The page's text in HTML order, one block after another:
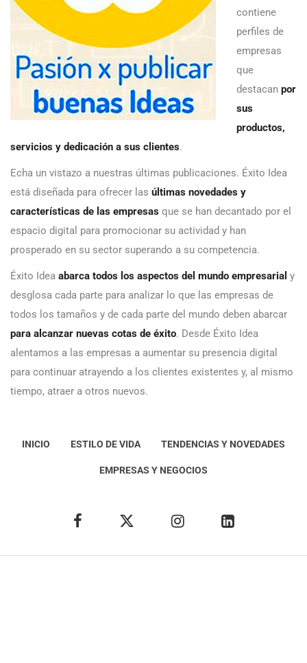
contiene
perfiles de
empresas
que
destacan por
sus
productos,
servicios y dedicación a sus clientes.
Echa un vistazo a nuestras últimas publicaciones. Éxito Idea
está diseñada para ofrecer las últimas novedades y
características de las empresas que se han decantado por el
espacio digital para promocionar su actividad y han
prosperado en su sector superando a su competencia.
Éxito Idea abarca todos los aspectos del mundo empresarial y
desglosa cada parte para analizar lo que las empresas de
todos los tamaños y de cada parte del mundo deben abarcar
para alcanzar nuevas cotas de éxito. Desde Éxito Idea
alentamos a las empresas a aumentar su presencia digital
para continuar atrayendo a los clientes existentes y, al mismo
tiempo, atraer a otros nuevos.
INICIO ESTILO DE VIDA TENDENCIAS Y NOVEDADES
EMPRESAS Y NEGOCIOS